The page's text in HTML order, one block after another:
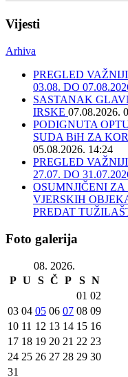
Vijesti
Arhiva
PREGLED
03.08. DO
SASTANAK
IRSKE 07.08.2026.
PODIGNUTA
SUDA BiH ZA
05.08.2026. 14:24
PREGLED
27.07. DO
OSUMNJIČENI ZA
VJERSKIH
PREDAT
Foto galerija
08. 2026.
P U S Č P S N
01 02
03 04 05 06 07 08 09
10 11 12 13 14 15 16
17 18 19 20 21 22 23
24 25 26 27 28 29 30
31